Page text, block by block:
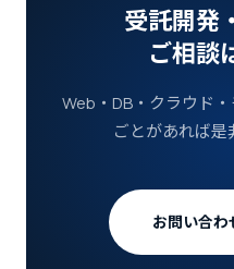
受託開発
ご相談
Web・DB・クラウド
ごとがあれば是
お問い合